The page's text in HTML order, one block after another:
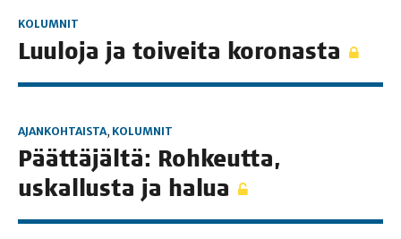
KOLUMNIT
Luu­lo­ja ja toi­vei­ta koronasta
AJANKOHTAISTA, KOLUMNIT
Päät­tä­jäl­tä: Roh­keut­ta,
uskal­lus­ta ja halua